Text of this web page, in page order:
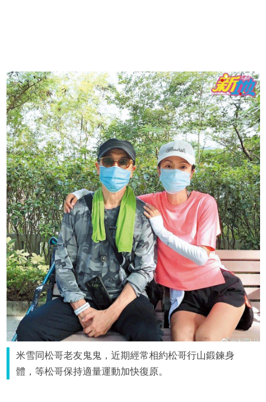
米雪同松哥老友鬼鬼，近期經常相約松哥行山鍛鍊身
體，等松哥保持適量運動加快復原。